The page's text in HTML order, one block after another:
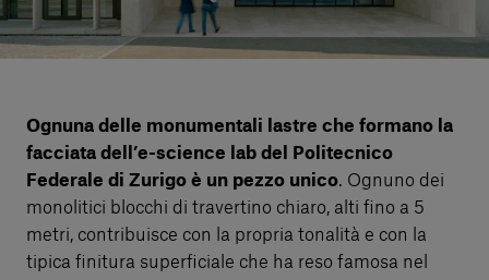
Ognuna delle monumentali lastre che formano la
facciata dell’e-science lab del Politecnico
Federale di Zurigo è un pezzo unico. Ognuno dei
monolitici blocchi di travertino chiaro, alti fino a 5
metri, contribuisce con la propria tonalità e con la
tipica finitura superficiale che ha reso famosa nel